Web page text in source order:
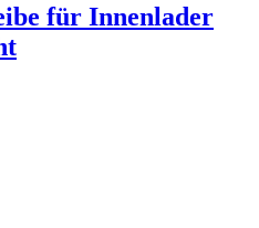
für Innenlader